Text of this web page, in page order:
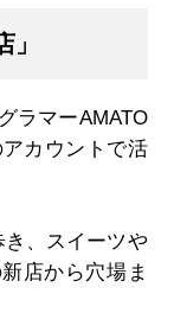
ラマーAMATO
カウントで活
、スイーツや
店から穴場ま